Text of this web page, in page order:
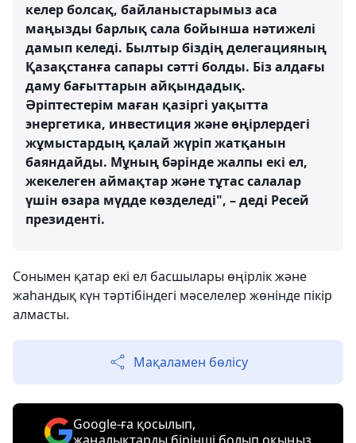
келер болсақ, байланыстарымыз аса
маңызды барлық сала бойынша нәтижелі
дамып келеді. Былтыр біздің делегацияның
Қазақстанға сапары сәтті болды. Біз алдағы
даму бағыттарын айқындадық.
Әріптестерім маған қазіргі уақытта
энергетика, инвестиция және өңірлердегі
жұмыстардың қалай жүріп жатқанын
баяндайды. Мұның бәрінде жалпы екі ел,
жекелеген аймақтар және тұтас салалар
үшін өзара мүдде көзделеді", – деді Ресей
президенті.
Сонымен қатар екі ел басшылары өңірлік және
жаһандық күн тәртібіндегі мәселелер жөнінде пікір
алмасты.
Мақаламен бөлісу
Google-ға қосылып,